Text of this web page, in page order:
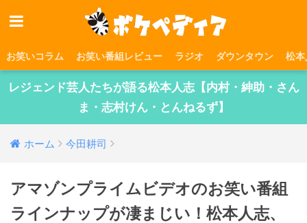
お笑いコラム お笑い番組レビュー ラジオ ダウンタウン 松本
レジェンド芸人たちが語る松本人志【内村・紳助・さん
ま・志村けん・とんねるず】
ホーム 今田耕司
アマゾンプライムビデオのお笑い番組
ラインナップが凄まじい！松本人志、